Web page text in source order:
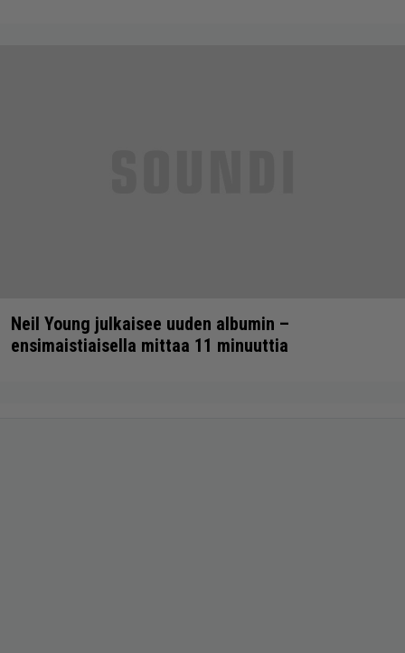
Neil Young julkaisee uuden albumin –
ensimaistiaisella mittaa 11 minuuttia